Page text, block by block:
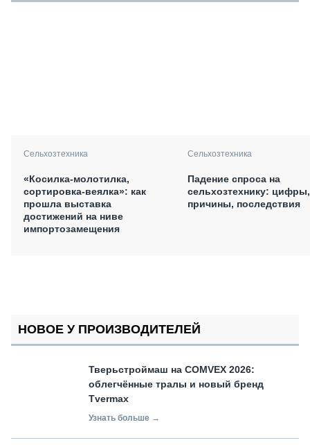
Сельхозтехника
«Косилка-молотилка,
сортировка-веялка»: как
прошла выставка
достижений на ниве
импортозамещения
Сельхозтехника
Падение спроса на
сельхозтехнику: цифры,
причины, последствия
НОВОЕ У ПРОИЗВОДИТЕЛЕЙ
Тверьстроймаш на COMVEX 2026:
облегчённые тралы и новый бренд
Tvermax
Узнать больше →